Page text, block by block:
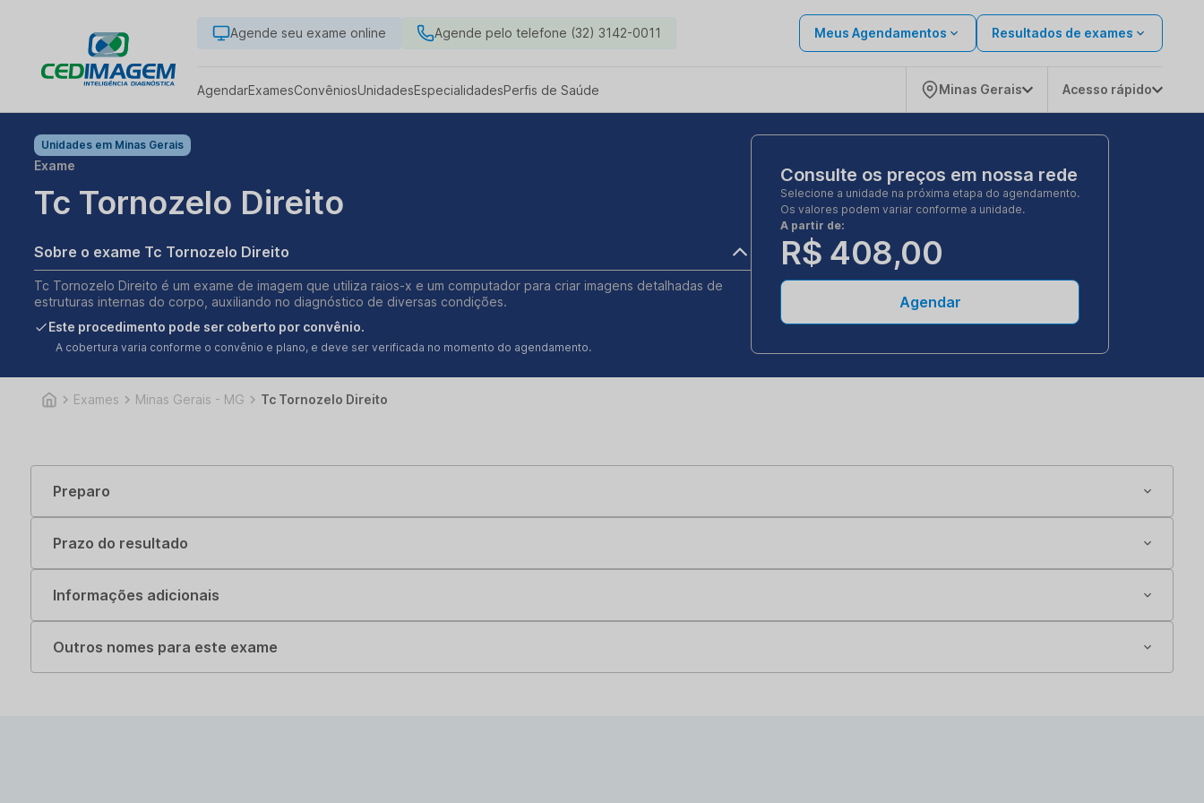
Agende seu exame online Agende pelo telefone (32) 3142-0011 Meus Agendamentos Resultados de exames
AgendarExamesConvêniosUnidadesEspecialidadesPerfis de Saúde Minas Gerais Acesso rápido
Unidades em Minas Gerais
Exame
Tc Tornozelo Direito
Sobre o exame Tc Tornozelo Direito
Tc Tornozelo Direito é um exame de imagem que utiliza raios-x e um computador para criar imagens detalhadas de
estruturas internas do corpo, auxiliando no diagnóstico de diversas condições.
Este procedimento pode ser coberto por convênio.
A cobertura varia conforme o convênio e plano, e deve ser verificada no momento do agendamento.
Consulte os preços em nossa rede
Selecione a unidade na próxima etapa do agendamento.
Os valores podem variar conforme a unidade.
A partir de:
R$ 408,00
Agendar
Exames Minas Gerais - MG Tc Tornozelo Direito
Preparo
Prazo do resultado
Informações adicionais
Outros nomes para este exame